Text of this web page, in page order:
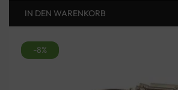
IN DEN WARENKORB
-8%